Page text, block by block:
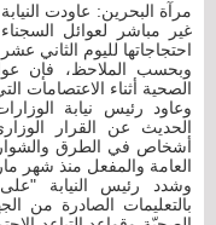
مرآة البحرين: عاودت
غير مباشر لعوائل
احتجاجاتها لليوم الثاني
وبحسب الملاحظ، فإن
الصحية أثناء الاعتصامات
الحديث عن القرار
أشخاص في الطرق
العامة والمفعل منذ شهر
وشدد رئيس النيابة
بالتعليمات الصادرة من